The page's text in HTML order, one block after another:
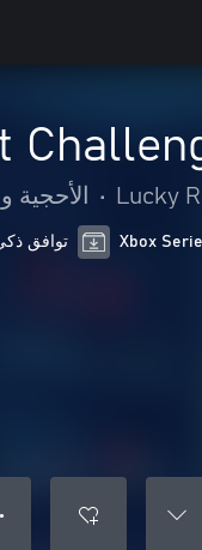
Lucky
• الأحجية
توافق